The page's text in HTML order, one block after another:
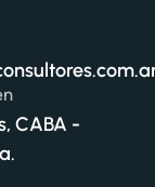
CABA -